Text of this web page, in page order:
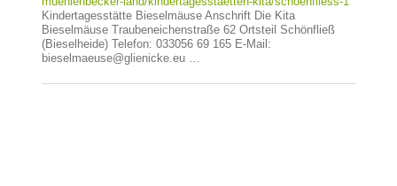
Kindertagesstätte Bieselmäuse Anschrift Die Kita
Bieselmäuse Traubeneichenstraße 62 Ortsteil Schönfließ
(Bieselheide) Telefon: 033056 69 165 E-Mail:
bieselmaeuse@glienicke.eu …